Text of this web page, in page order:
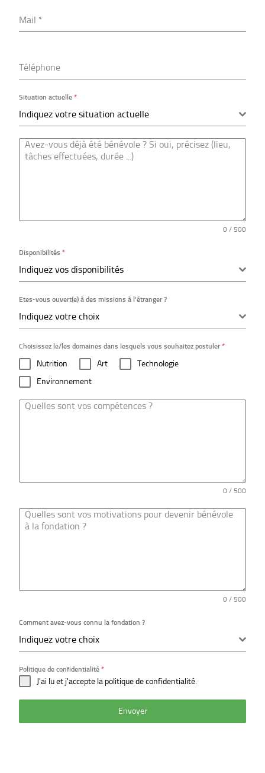
Mail *
Téléphone
Situation actuelle*
Indiquez votre situation actuelle
0 / 500
Disponibilités*
Indiquez vos disponibilités
Etes-vous ouvert(e) à des missions à l'étranger ?
Indiquez votre choix
Choisissez le/les domaines dans lesquels vous souhaitez postuler*
Nutrition Art
Technologie
Environnement
0 / 500
0 / 500
Comment avez-vous connu la fondation ?
Indiquez votre choix
Politique de confidentialité*
J'ai lu et j'accepte la politique de confidentialité.
Envoyer